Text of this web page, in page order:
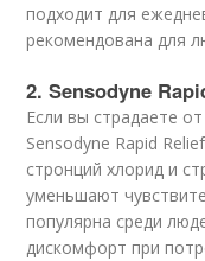
подходит для
рекомендована для
2. Sensodyne
Если вы страдаете
Sensodyne Rapid
стронций хлорид и
уменьшают
популярна среди
дискомфорт при